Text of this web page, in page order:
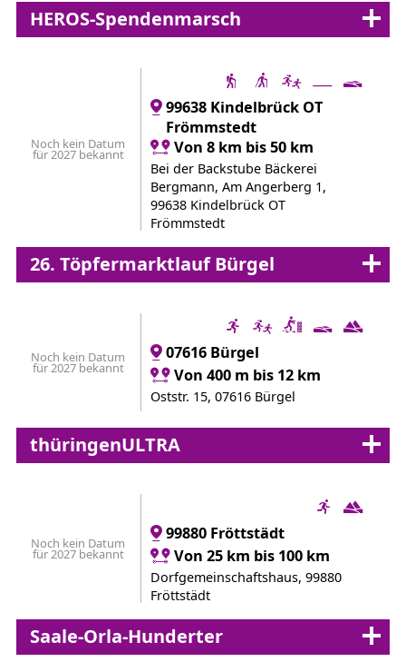
HEROS-Spendenmarsch
Noch kein Datum
für 2027 bekannt
99638 Kindelbrück OT
Frömmstedt
Von 8 km bis 50 km
Bei der Backstube Bäckerei
Bergmann, Am Angerberg 1,
99638 Kindelbrück OT
Frömmstedt
26. Töpfermarktlauf Bürgel
Noch kein Datum
für 2027 bekannt
07616 Bürgel
Von 400 m bis 12 km
Oststr. 15, 07616 Bürgel
thüringenULTRA
Noch kein Datum
für 2027 bekannt
99880 Fröttstädt
Von 25 km bis 100 km
Dorfgemeinschaftshaus, 99880
Fröttstädt
Saale-Orla-Hunderter